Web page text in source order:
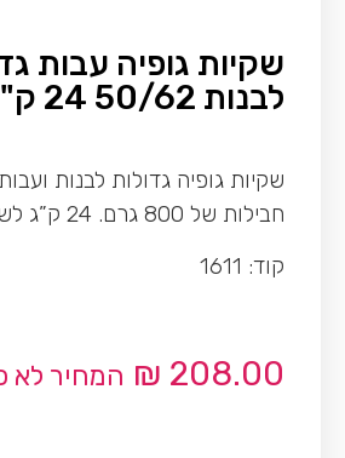
שקיות גופיה עבות
לבנות 50/62 24 ק"ג לשק
חבילות של 800 גרם. 24 ק”ג לשק.
קוד: 1611
₪ 208.00 המחיר לא